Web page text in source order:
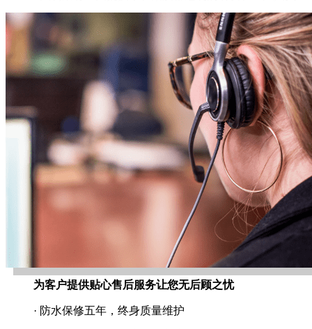
为客户提供贴心售后服务让您无后顾之忧
· 防水保修五年，终身质量维护